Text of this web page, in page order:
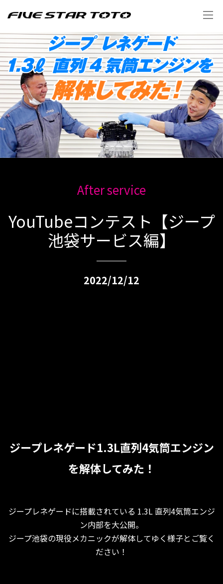
After service
YouTubeコンテスト【ジープ
池袋サービス編】
2022/12/12
ジープレネゲード1.3L直列4気筒エンジン
を解体してみた！
ジープレネゲードに搭載されている 1.3L 直列4気筒エンジ
ン内部を大公開。
ジープ池袋の現役メカニックが解体してゆく様子とご覧く
ださい！